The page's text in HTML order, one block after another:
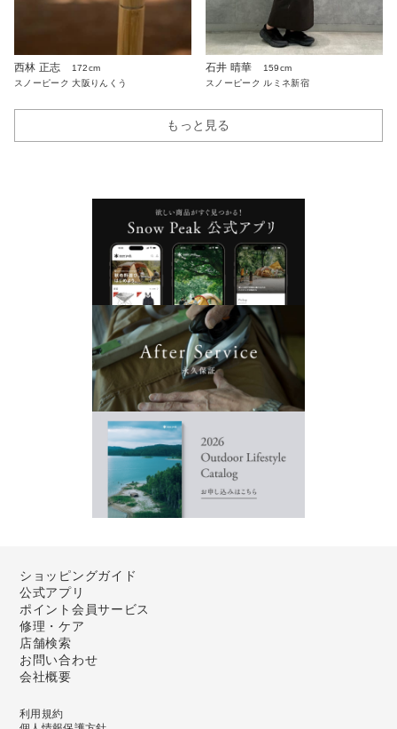
西林 正志
172cm
スノーピーク 大阪りんくう
石井 晴華
159cm
スノーピーク ルミネ新宿
もっと見る
ショッピングガイド
公式アプリ
ポイント会員サービス
修理・ケア
店舗検索
お問い合わせ
会社概要
利用規約